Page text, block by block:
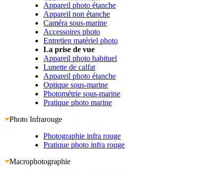
Appareil photo étanche
Appareil non étanche
Caméra sous-marine
Accessoires photo
Entretien matériel photo
La prise de vue
Appareil photo habituel
Lunette de calfat
Appareil photo étanche
Optique sous-marine
Photométrie sous-marine
Pratique photo marine
Photo Infrarouge
Photographie infra rouge
Pratique photo infra rouge
Macrophotographie